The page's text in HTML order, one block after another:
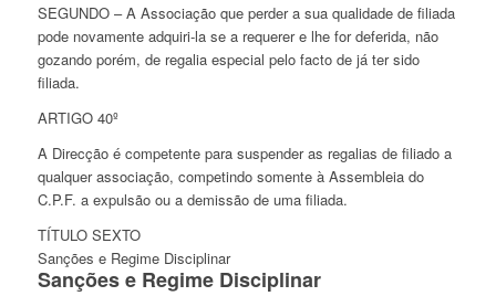
SEGUNDO – A Associação que perder a sua qualidade de filiada
pode novamente adquiri-la se a requerer e lhe for deferida, não
gozando porém, de regalia especial pelo facto de já ter sido
filiada.
ARTIGO 40º
A Direcção é competente para suspender as regalias de filiado a
qualquer associação, competindo somente à Assembleia do
C.P.F. a expulsão ou a demissão de uma filiada.
TÍTULO SEXTO
Sanções e Regime Disciplinar
Sanções e Regime Disciplinar